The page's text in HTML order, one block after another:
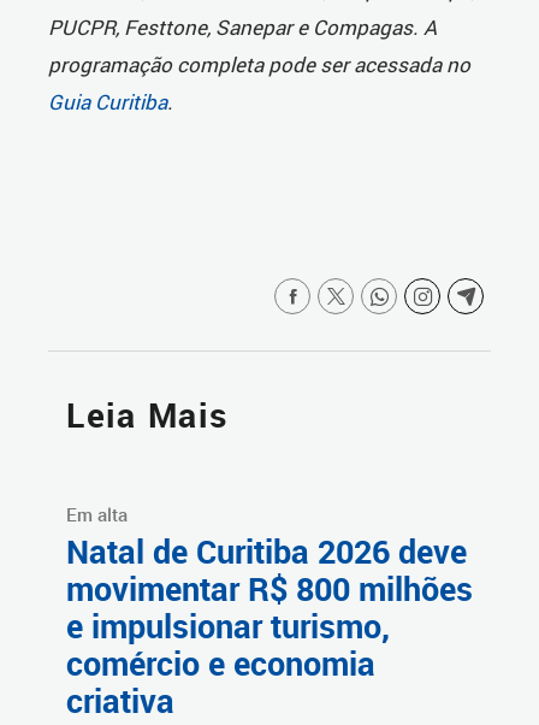
PUCPR, Festtone, Sanepar e Compagas. A
programação completa pode ser acessada no
Guia Curitiba.
Leia Mais
Em alta
Natal de Curitiba 2026 deve
movimentar R$ 800 milhões
e impulsionar turismo,
comércio e economia
criativa